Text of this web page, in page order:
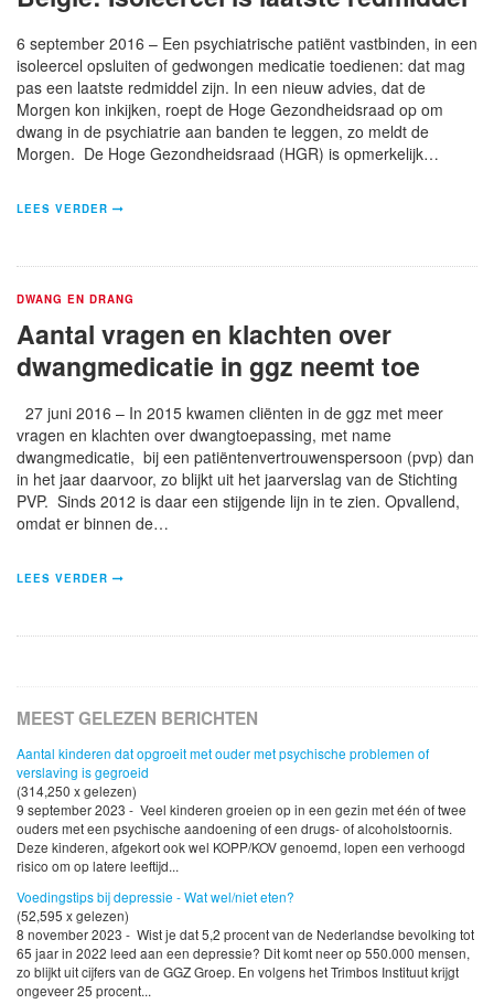
6 september 2016 – Een psychiatrische patiënt vastbinden, in een
isoleercel opsluiten of gedwongen medicatie toedienen: dat mag
pas een laatste redmiddel zijn. In een nieuw advies, dat de
Morgen kon inkijken, roept de Hoge Gezondheidsraad op om
dwang in de psychiatrie aan banden te leggen, zo meldt de
Morgen. De Hoge Gezondheidsraad (HGR) is opmerkelijk…
LEES VERDER
DWANG EN DRANG
Aantal vragen en klachten over
dwangmedicatie in ggz neemt toe
27 juni 2016 – In 2015 kwamen cliënten in de ggz met meer
vragen en klachten over dwangtoepassing, met name
dwangmedicatie, bij een patiëntenvertrouwenspersoon (pvp) dan
in het jaar daarvoor, zo blijkt uit het jaarverslag van de Stichting
PVP. Sinds 2012 is daar een stijgende lijn in te zien. Opvallend,
omdat er binnen de…
LEES VERDER
MEEST GELEZEN BERICHTEN
Aantal kinderen dat opgroeit met ouder met psychische problemen of
verslaving is gegroeid
(314,250 x gelezen)
9 september 2023 - Veel kinderen groeien op in een gezin met één of twee
ouders met een psychische aandoening of een drugs- of alcoholstoornis.
Deze kinderen, afgekort ook wel KOPP/KOV genoemd, lopen een verhoogd
risico om op latere leeftijd...
Voedingstips bij depressie - Wat wel/niet eten?
(52,595 x gelezen)
8 november 2023 - Wist je dat 5,2 procent van de Nederlandse bevolking tot
65 jaar in 2022 leed aan een depressie? Dit komt neer op 550.000 mensen,
zo blijkt uit cijfers van de GGZ Groep. En volgens het Trimbos Instituut krijgt
ongeveer 25 procent...